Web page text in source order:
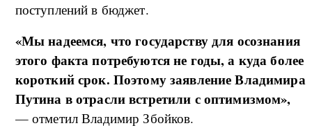
поступлений в бюджет.
«Мы надеемся, что государству для осознания
этого факта потребуются не годы, а куда более
короткий срок. Поэтому заявление Владимира
Путина в отрасли встретили с оптимизмом»,
— отметил Владимир Збойков.